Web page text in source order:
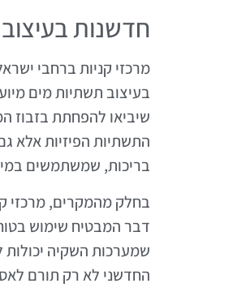
חדשנות
מרכזי קניות ברחבי
בעיצוב תשתיות מים
שיביאו להפחתת בזבוז
התשתיות הפיזיות אלא
בריכות, שמשתמשים
בחלק מהמקרים, מרכזי
דבר המבטיח שימוש
שמערכות השקיה
החדשני לא רק תורם